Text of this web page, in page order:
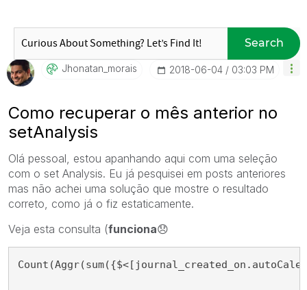
Search
Jhonatan_morais ‎2018-06-04 03:03 PM
Como recuperar o mês anterior no
setAnalysis
Olá pessoal, estou apanhando aqui com uma seleção
com o set Analysis. Eu já pesquisei em posts anteriores
mas não achei uma solução que mostre o resultado
correto, como já o fiz estaticamente.
Veja esta consulta (funciona😞